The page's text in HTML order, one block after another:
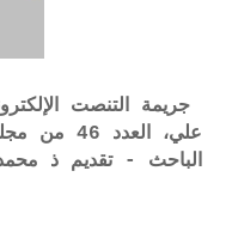
جريمة التنصت
علي،
الباحث - تقديم ذ